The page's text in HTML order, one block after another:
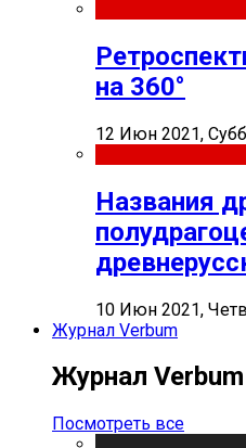
на 360°
12 Июн 2021,
Названия
10 Июн 2021,
Журнал Verbum
Журнал Verbum
Посмотреть все